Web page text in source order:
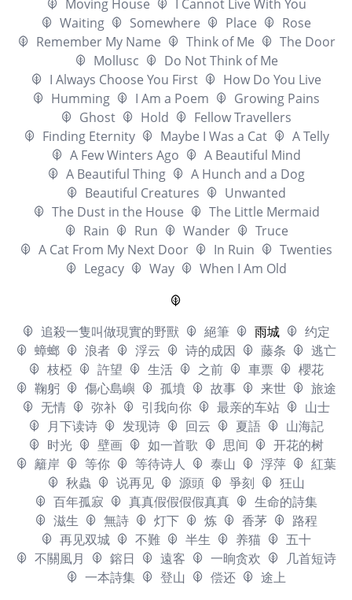
Moving House
I Cannot Live With You
Waiting
Somewhere Place
Rose
Remember My Name
Think of Me
The Door
Mollusc
Do Not Think of Me
I Always Choose You First
How Do You Live
Humming
I Am a Poem
Growing Pains
Ghost
Hold
Fellow Travellers
Finding Eternity
Maybe I Was a Cat
A Telly
A Few Winters Ago
A Beautiful Mind
A Beautiful Thing
A Hunch and a Dog
Beautiful Creatures
Unwanted
The Dust in the House
The Little Mermaid
Rain
Run Wander
Truce
A Cat From My Next Door
In Ruin
Twenties
Legacy
Way When I Am Old
追殺一隻叫做現實的野獸 絕筆 雨城
约定
蟑螂
浪者 浮云 诗的成因 藤条
逃亡
枝椏
許望 生活 之前 車票
櫻花
鞠躬
傷心島嶼 孤墳 故事 来世
旅途
无情
弥补 引我向你 最亲的车站
山士
月下读诗
发现诗 回云 夏語
山海記
时光
壁画 如一首歌 思间
开花的树
籬岸
等你 等待诗人 泰山 浮萍
紅葉
秋蟲
说再见 源頭 爭刻
狂山
百年孤寂
真真假假假假真真
生命的詩集
滋生
無詩 灯下 炼 香茅
路程
再见双城
不難 半生 养猫
五十
不關風月
鎔日 遠客 一晌贪欢
几首短诗
一本詩集
登山 偿还
途上